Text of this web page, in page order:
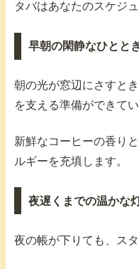
タバはあなたのスケジ
早朝の閑静なひとと
朝の光が窓辺にさすと
を支える準備ができてい
新鮮なコーヒーの香り
ルギーを充填します。
夜遅くまでの温かな
夜の帳が下りても、ス